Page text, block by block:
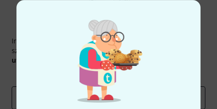
Thomann hírlevél
Iratkozz fel a Thomann angol nyelvű hírlevelére, és kis
szerencsével megnyerheted a50egyenként
utalvány
Inspiráló gondolatok
Akciók